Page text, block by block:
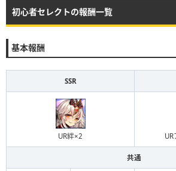
初心者セレクトの報酬一覧
基本報酬
SSR
UR絆×2
共通